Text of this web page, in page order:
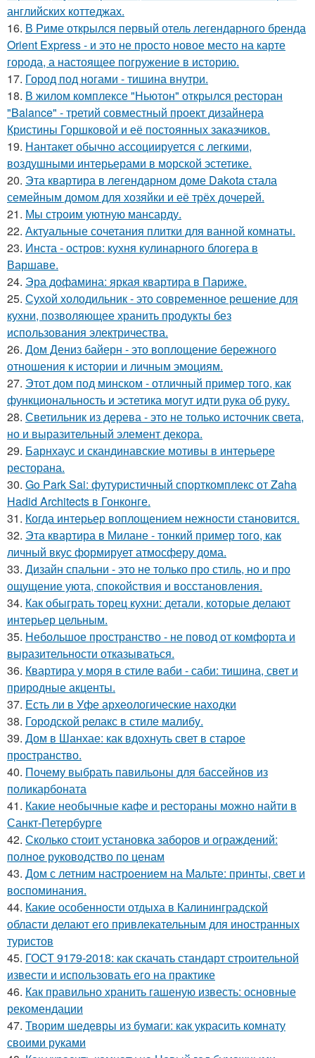
английских коттеджах.
16. В Риме открылся первый отель легендарного бренда
Orient Express - и это не просто новое место на карте
города, а настоящее погружение в историю.
17. Город под ногами - тишина внутри.
18. В жилом комплексе "Ньютон" открылся ресторан
"Balance" - третий совместный проект дизайнера
Кристины Горшковой и её постоянных заказчиков.
19. Нантакет обычно ассоциируется с легкими,
воздушными интерьерами в морской эстетике.
20. Эта квартира в легендарном доме Dakota стала
семейным домом для хозяйки и её трёх дочерей.
21. Мы строим уютную мансарду.
22. Актуальные сочетания плитки для ванной комнаты.
23. Инста - остров: кухня кулинарного блогера в
Варшаве.
24. Эра дофамина: яркая квартира в Париже.
25. Сухой холодильник - это современное решение для
кухни, позволяющее хранить продукты без
использования электричества.
26. Дом Дениз байерн - это воплощение бережного
отношения к истории и личным эмоциям.
27. Этот дом под минском - отличный пример того, как
функциональность и эстетика могут идти рука об руку.
28. Светильник из дерева - это не только источник света,
но и выразительный элемент декора.
29. Барнхаус и скандинавские мотивы в интерьере
ресторана.
30. Go Park Sai: футуристичный спорткомплекс от Zaha
Hadid Architects в Гонконге.
31. Когда интерьер воплощением нежности становится.
32. Эта квартира в Милане - тонкий пример того, как
личный вкус формирует атмосферу дома.
33. Дизайн спальни - это не только про стиль, но и про
ощущение уюта, спокойствия и восстановления.
34. Как обыграть торец кухни: детали, которые делают
интерьер цельным.
35. Небольшое пространство - не повод от комфорта и
выразительности отказываться.
36. Квартира у моря в стиле ваби - саби: тишина, свет и
природные акценты.
37. Есть ли в Уфе археологические находки
38. Городской релакс в стиле малибу.
39. Дом в Шанхае: как вдохнуть свет в старое
пространство.
40. Почему выбрать павильоны для бассейнов из
поликарбоната
41. Какие необычные кафе и рестораны можно найти в
Санкт-Петербурге
42. Сколько стоит установка заборов и ограждений:
полное руководство по ценам
43. Дом с летним настроением на Мальте: принты, свет и
воспоминания.
44. Какие особенности отдыха в Калининградской
области делают его привлекательным для иностранных
туристов
45. ГОСТ 9179-2018: как скачать стандарт строительной
извести и использовать его на практике
46. Как правильно хранить гашеную известь: основные
рекомендации
47. Творим шедевры из бумаги: как украсить комнату
своими руками